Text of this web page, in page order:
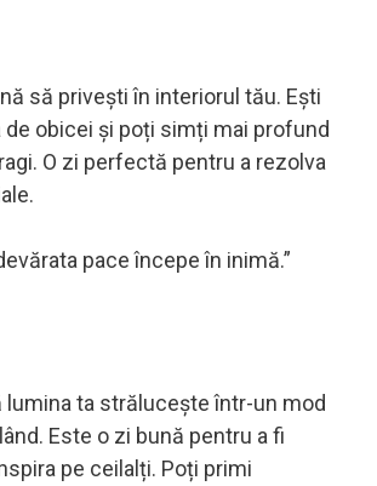
să privești în interiorul tău. Ești
de obicei și poți simți mai profund
O zi perfectă pentru a rezolva
pace începe în inimă.”
ta strălucește într-un mod
Este o zi bună pentru a fi
pe ceilalți. Poți primi